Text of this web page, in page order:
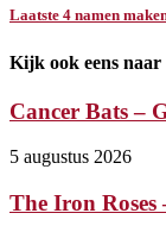
Laatste 4 namen
Kijk ook eens naar
Cancer Bats –
5 augustus 2026
The Iron